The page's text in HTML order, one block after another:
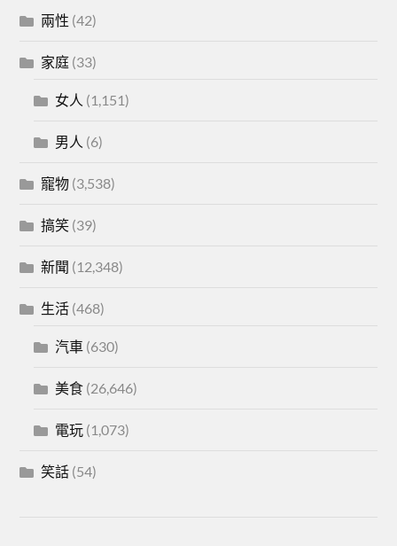
兩性 (42)
家庭 (33)
女人 (1,151)
男人 (6)
寵物 (3,538)
搞笑 (39)
新聞 (12,348)
生活 (468)
汽車 (630)
美食 (26,646)
電玩 (1,073)
笑話 (54)